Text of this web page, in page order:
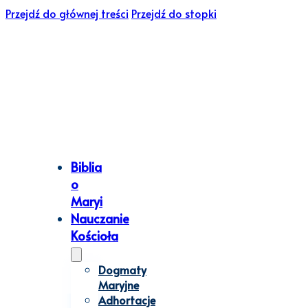
Przejdź do głównej treści Przejdź do stopki
Biblia
o
Maryi
Nauczanie
Kościoła
Dogmaty
Maryjne
Adhortacje